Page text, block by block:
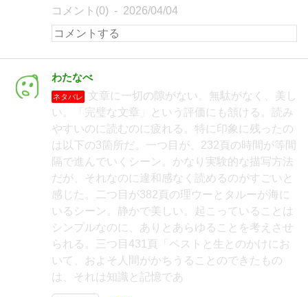
コメント(0) 2026/04/04
わたなべ
ネタバレ
文章に一切の隙がない。無駄がなく、美し
い。「完璧な文章」という評価にも頷ける。読み
やすいのに読むのに疲れる。特に印象に残ったの
は以下の3箇所だ。一つ目が、232頁の時間が等間
隔で進んでいくシーン。かなり実験的な描写方法
だが、それなのに違和感なく読めるのがすごいと
感じた。二つ目が382頁の理ウーとタルーが海に
いるシーン。静かで美しい。起こっていることは
シンプルなのに、ありとあらゆることを考えさせ
られる。三つ目431頁「ペストと生とのかけにお
いて、およそ人間がかちうることのできたもの
は、それは知識と記憶であ